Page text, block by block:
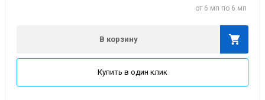
от 6 мп по 6 мп
В корзину
Купить в один клик